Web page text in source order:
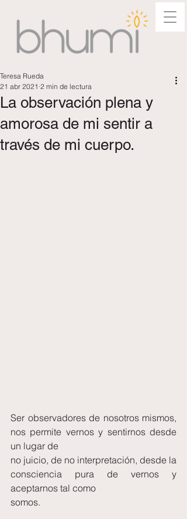
La observación plena y
amorosa de mi sentir a
través de mi cuerpo.
Teresa Rueda
21 abr 2021 2 min de lectura
Ser observadores de nosotros mismos,
nos permite vernos y sentirnos desde
un lugar de
no juicio, de no interpretación, desde la
consciencia pura de vernos y
aceptarnos tal como
somos.